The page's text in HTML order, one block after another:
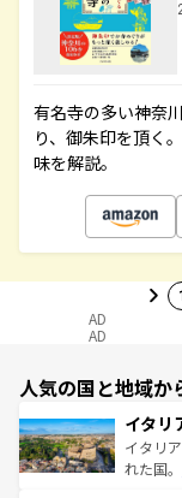
有名寺の多い神奈
り、御朱印を頂く
味を解説。
1
AD
AD
人気の国と地域か
イタリ
イタリ
れた国。